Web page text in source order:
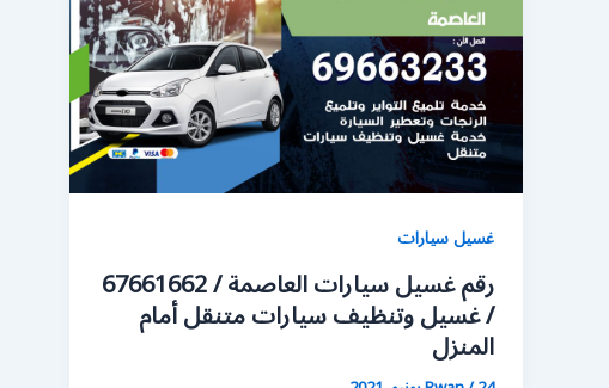
غسيل سيارات
رقم غسيل سيارات العاصمة / 67661662
/ غسيل وتنظيف سيارات متنقل أمام
المنزل